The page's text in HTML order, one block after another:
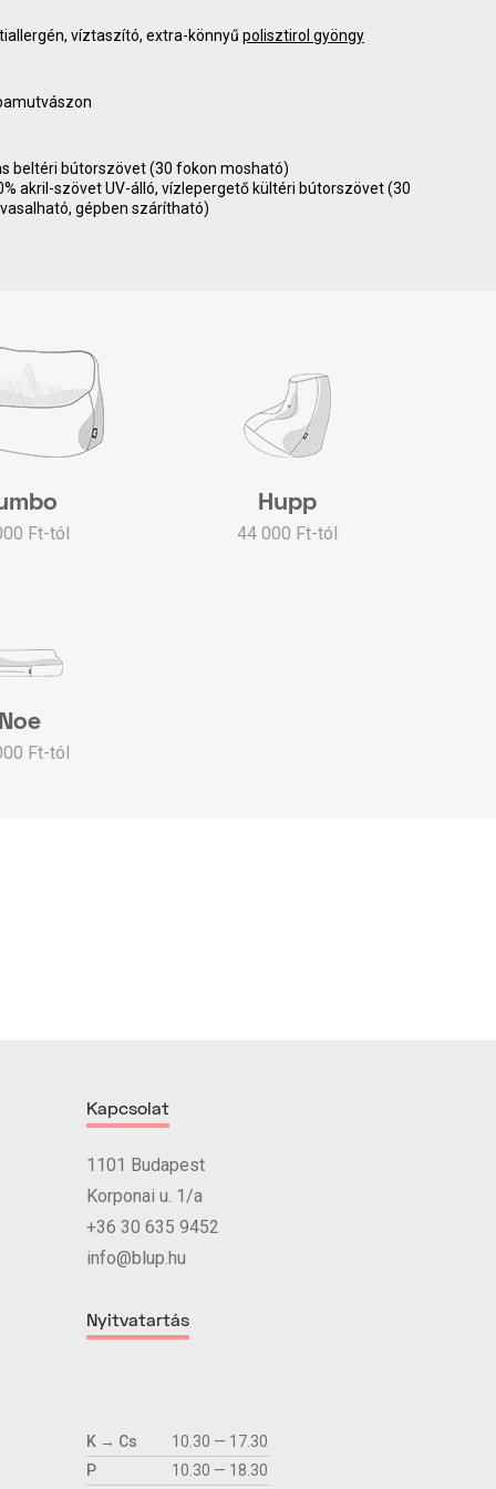
víztaszító, extra-könnyű polisztirol gyöngy
beltéri bútorszövet (30 fokon mosható)
akril-szövet UV-álló, vízlepergető kültéri bútorszövet (30
gépben szárítható)
Ft-tól
Hupp
44 000 Ft-tól
Ft-tól
Kapcsolat
1101 Budapest
Korponai u. 1/a
+36 30 635 9452
info@blup.hu
Nyitvatartás
K → Cs
10.30 — 17.30
P
10.30 — 18.30